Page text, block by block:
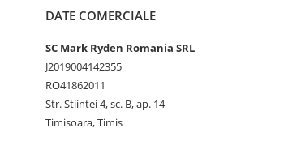
DATE COMERCIALE
SC Mark Ryden Romania SRL
J2019004142355
RO41862011
Str. Stiintei 4, sc. B, ap. 14
Timisoara, Timis